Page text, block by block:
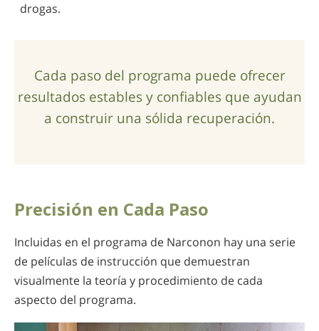
drogas.
Cada paso del programa puede ofrecer
resultados estables y confiables que ayudan
a construir una sólida recuperación.
Precisión en Cada Paso
Incluidas en el programa de Narconon hay una serie
de películas de instrucción que demuestran
visualmente la teoría y procedimiento de cada
aspecto del programa.